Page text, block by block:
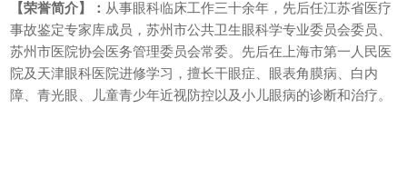
【荣誉简介】： 从事眼科临床工作三十余年，先后任江苏省医疗
事故鉴定专家库成员，苏州市公共卫生眼科学专业委员会委员、
苏州市医院协会医务管理委员会常委。先后在上海市第一人民医
院及天津眼科医院进修学习，擅长干眼症、眼表角膜病、白内
障、青光眼、儿童青少年近视防控以及小儿眼病的诊断和治疗。